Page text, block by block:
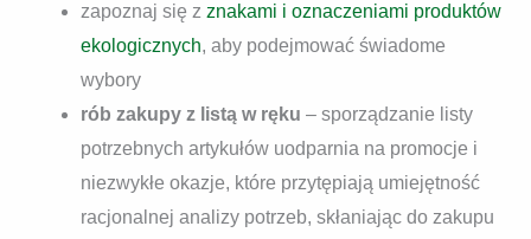
zapoznaj się z znakami i oznaczeniami produktów
ekologicznych, aby podejmować świadome
wybory
rób zakupy z listą w ręku – sporządzanie listy
potrzebnych artykułów uodparnia na promocje i
niezwykłe okazje, które przytępiają umiejętność
racjonalnej analizy potrzeb, skłaniając do zakupu